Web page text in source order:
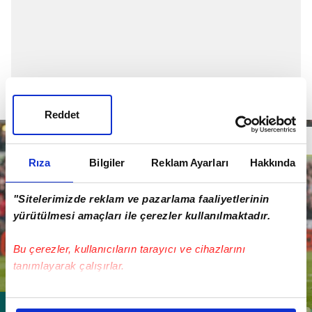
Rıza Bilgiler Reklam Ayarları Hakkında
"Sitelerimizde reklam ve pazarlama faaliyetlerinin
yürütülmesi amaçları ile çerezler kullanılmaktadır.
Bu çerezler, kullanıcıların tarayıcı ve cihazlarını
tanımlayarak çalışırlar.
Bu çerezlere izin vermeniz halinde sizlere özel
Reddet